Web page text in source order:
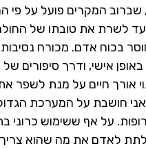
שברוב המקרים פועל על
לשרת את טובתו של
בכוח אדם. מכורח
אישי, ודרך סיפורים
אורך חיים על מנת לשפר
חושבת על המערכת
על אף ששימוש כרוני
לאדם את מה שהוא צריך